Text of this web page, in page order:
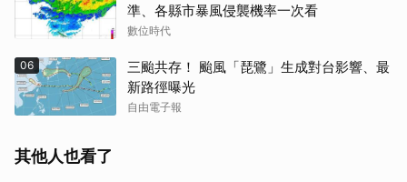
準、各縣市暴風侵襲機率一次看
數位時代
06
三颱共存！ 颱風「琵鷺」生成對台影響、最
新路徑曝光
自由電子報
其他人也看了